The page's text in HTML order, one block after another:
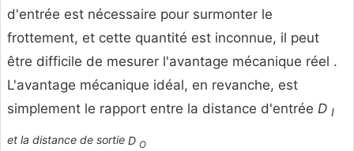
d'entrée est nécessaire pour surmonter le
frottement, et cette quantité est inconnue, il peut
être difficile de mesurer l'avantage mécanique réel .
L'avantage mécanique idéal, en revanche, est
simplement le rapport entre la distance d'entrée D I
et la distance de sortie D O